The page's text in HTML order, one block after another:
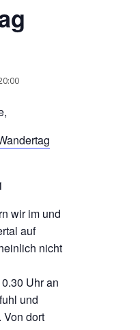
wir im und
auf
nicht
Uhr an
und
Von dort